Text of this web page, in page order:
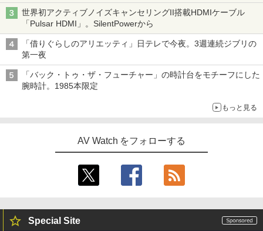
世界初アクティブノイズキャンセリングII搭載HDMIケーブル
「Pulsar HDMI」。SilentPowerから
「借りぐらしのアリエッティ」日テレで今夜。3週連続ジブリの
第一夜
「バック・トゥ・ザ・フューチャー」の時計台をモチーフにした
腕時計。1985本限定
もっと見る
AV Watch をフォローする
Special Site